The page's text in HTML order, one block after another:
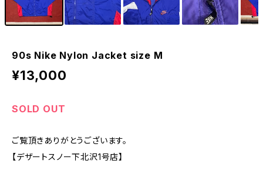
90s Nike Nylon Jacket size M
¥13,000
SOLD OUT
ご覧頂きありがとうございます。
【デザートスノー下北沢1号店】